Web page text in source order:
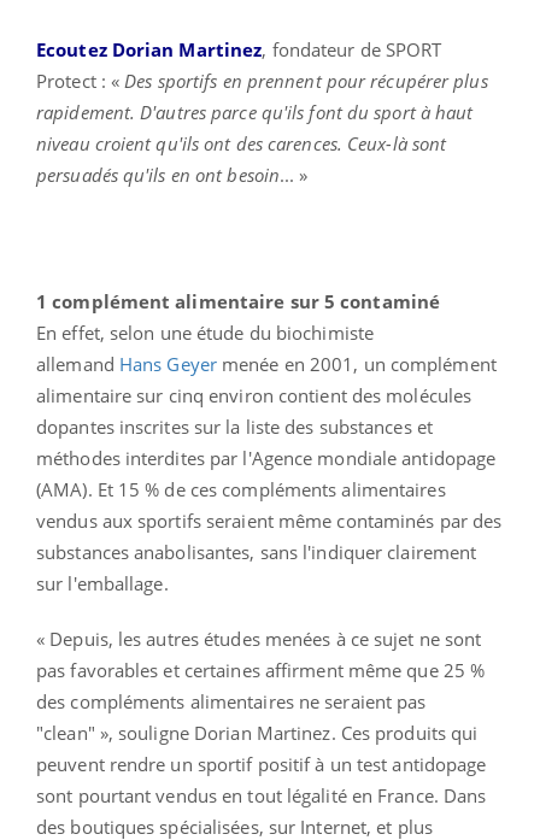
Ecoutez Dorian Martinez, fondateur de SPORT
Protect : « Des sportifs en prennent pour récupérer plus
rapidement. D'autres parce qu'ils font du sport à haut
niveau croient qu'ils ont des carences. Ceux-là sont
persuadés qu'ils en ont besoin... »
1 complément alimentaire sur 5 contaminé
En effet, selon une étude du biochimiste
allemand Hans Geyermenée en 2001, un complément
alimentaire sur cinq environ contient des molécules
dopantes inscrites sur la liste des substances et
méthodes interdites par l'Agence mondiale antidopage
(AMA). Et 15 % de ces compléments alimentaires
vendus aux sportifs seraient même contaminés par des
substances anabolisantes, sans l'indiquer clairement
sur l'emballage.
« Depuis, les autres études menées à ce sujet ne sont
pas favorables et certaines affirment même que 25 %
des compléments alimentaires ne seraient pas
"clean" », souligne Dorian Martinez. Ces produits qui
peuvent rendre un sportif positif à un test antidopage
sont pourtant vendus en tout légalité en France. Dans
des boutiques spécialisées, sur Internet, et plus